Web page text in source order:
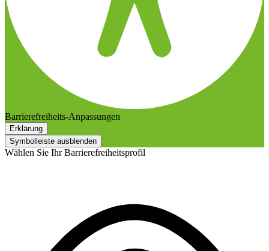
Barrierefreiheits-Anpassungen
Erklärung
Symbolleiste ausblenden
Wählen Sie Ihr Barrierefreiheitsprofil